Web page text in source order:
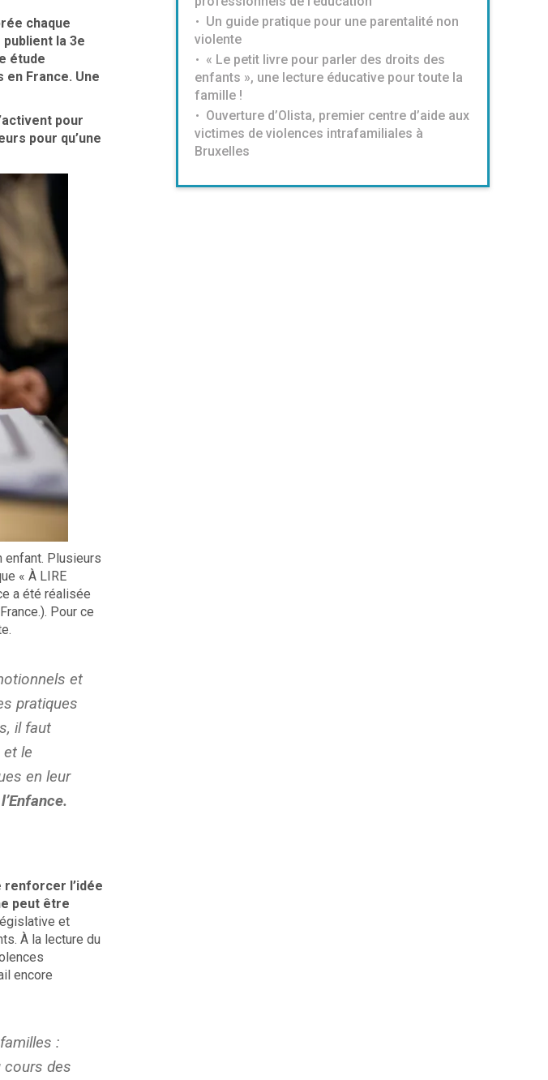
chaque
publient la 3e
étude
France. Une
pour
pour qu’une
enfant. Plusieurs
« À LIRE
a été réalisée
Pour ce
et
pratiques
il faut
le
en leur
renforcer l’idée
peut être
et
À la lecture du
encore
:
cours des
Un guide pratique pour une parentalité non
violente
« Le petit livre pour parler des droits des
enfants », une lecture éducative pour toute la
famille !
Ouverture d’Olista, premier centre d’aide aux
victimes de violences intrafamiliales à
Bruxelles